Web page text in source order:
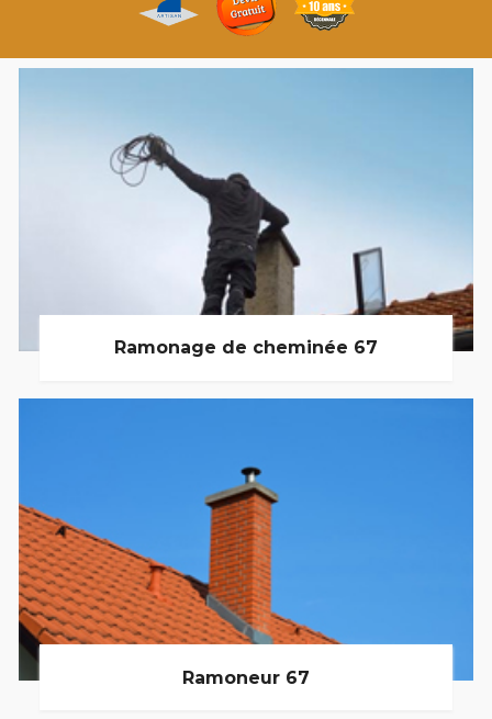
Ramonage de cheminée 67
Ramoneur 67